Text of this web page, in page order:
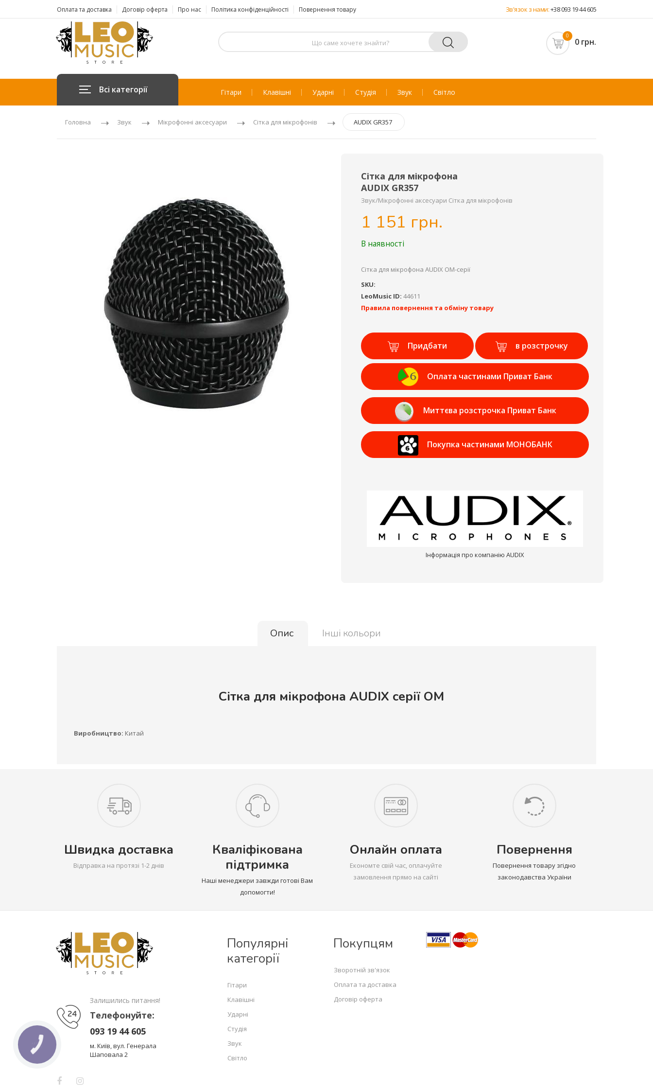
Оплата та доставка Договір оферта Про нас Політика конфіденційності Повернення товару Зв'язок з нами:+38 093 19 44 605
0
0 грн.
Всі категорії Гітари Клавішні Ударні Студія Звук Світло
Головна Звук Мікрофонні аксесуари Сітка для мікрофонів AUDIX GR357
Сітка для мікрофона
AUDIX GR357
Звук/Мікрофонні аксесуари Сітка для мікрофонів
1 151 грн.
В наявності
Сітка для мікрофона AUDIX OM-серії
SKU:
LeoMusic ID: 44611
Правила повернення та обміну товару
Придбати в розстрочку
Оплата частинами Приват Банк
Миттєва розстрочка Приват Банк
Покупка частинами МОНОБАНК
Інформація про компанію AUDIX
Опис Інші кольори
Сітка для мікрофона AUDIX серії OM
Виробництво: Китай
Швидка доставка
Відправка на протязі 1-2 днів
Кваліфікована
підтримка
Наші менеджери завжди готові Вам
допомогти!
Онлайн оплата
Економте свій час, оплачуйте
замовлення прямо на сайті
Повернення
Повернення товару згідно
законодавства України
Залишились питання!
Телефонуйте:
093 19 44 605
м. Київ, вул. Генерала
Шаповала 2
Популярні
категорії
Гітари
Клавішні
Ударні
Студія
Звук
Світло
Покупцям
Зворотній зв'язок
Оплата та доставка
Договір оферта
КНОПКА
ЗВ'ЯЗКУ